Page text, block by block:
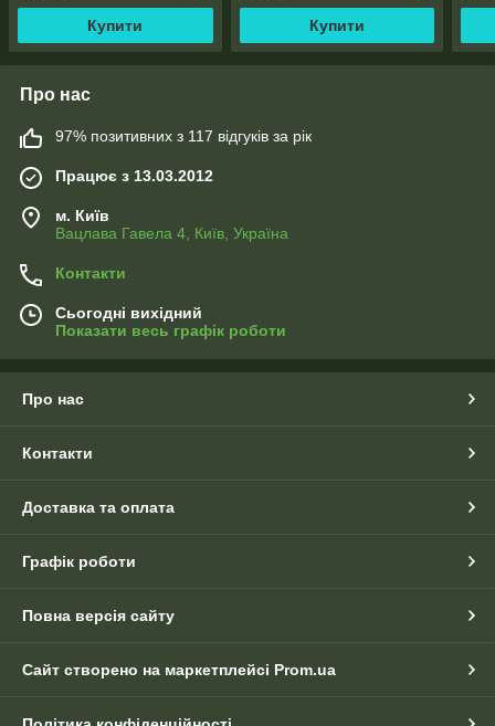
Купити Купити
Про нас
97% позитивних з 117 відгуків за рік
Працює з 13.03.2012
м. Київ
Вацлава Гавела 4, Київ, Україна
Контакти
Сьогодні вихідний
Показати весь графік роботи
Про нас
Контакти
Доставка та оплата
Графік роботи
Повна версія сайту
Сайт створено на маркетплейсі Prom.ua